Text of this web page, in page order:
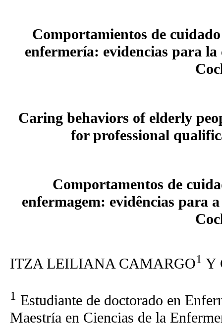
Comportamientos de
enfermería: evidencias para
Caring behaviors of elderly
for professional
Comportamentos de
enfermagem: evidências para
ITZA LEILIANA CAMARGO1 Y
1 Estudiante de doctorado en
Maestría en Ciencias de la